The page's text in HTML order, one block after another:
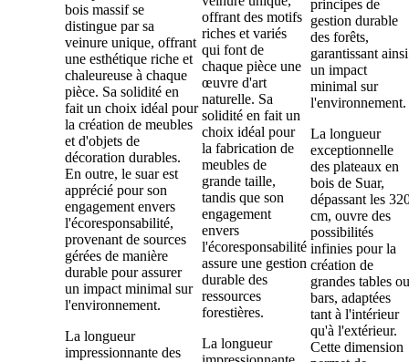
bois massif se
distingue par sa
veinure unique, offrant
une esthétique riche et
chaleureuse à chaque
pièce. Sa solidité en
fait un choix idéal pour
la création de meubles
et d'objets de
décoration durables.
En outre, le suar est
apprécié pour son
engagement envers
l'écoresponsabilité,
provenant de sources
gérées de manière
durable pour assurer
un impact minimal sur
l'environnement.
La longueur
impressionnante des
offrant des motifs
riches et variés
qui font de
chaque pièce une
œuvre d'art
naturelle. Sa
solidité en fait un
choix idéal pour
la fabrication de
meubles de
grande taille,
tandis que son
engagement
envers
l'écoresponsabilité
assure une gestion
durable des
ressources
forestières.
La longueur
principes de
gestion durable
des forêts,
garantissant ainsi
un impact
minimal sur
l'environnement.
La longueur
exceptionnelle
des plateaux en
bois de Suar,
dépassant les
cm, ouvre des
possibilités
infinies pour la
création de
grandes tables ou
bars, adaptées
tant à l'intérieur
qu'à l'extérieur.
Cette dimension